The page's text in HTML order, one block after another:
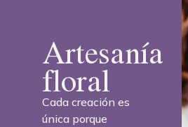
Artesanía
floral
Cada creación es
única porque